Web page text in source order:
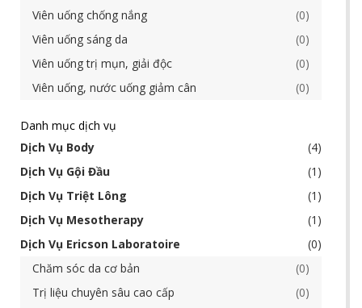
Viên uống chống nắng
0
Viên uống sáng da
0
Viên uống trị mụn, giải độc
0
Viên uống, nước uống giảm cân
0
Danh mục dịch vụ
Dịch Vụ Body
4
Dịch Vụ Gội Đầu
1
Dịch Vụ Triệt Lông
1
Dịch Vụ Mesotherapy
1
Dịch Vụ Ericson Laboratoire
0
Chăm sóc da cơ bản
0
Trị liệu chuyên sâu cao cấp
0